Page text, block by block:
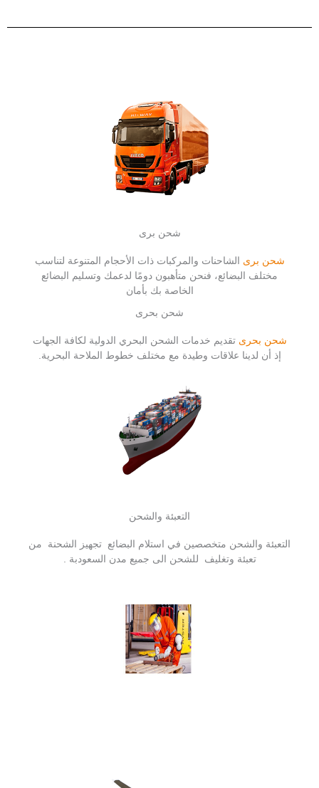
شحن برى
شحن برى الشاحنات والمركبات ذات الأحجام المتنوعة لتناسب
مختلف البضائع، فنحن متأهبون دومًا لدعمك وتسليم البضائع
الخاصة بك بأمان
شحن بحرى
شحن بحرى تقديم خدمات الشحن البحري الدولية لكافة الجهات
إذ أن لدينا علاقات وطيدة مع مختلف خطوط الملاحة البحرية.
التعبئة والشحن
التعبئة والشحن متخصصين في استلام البضائع تجهيز الشحنة من
تعبئة وتغليف للشحن الى جميع مدن السعودبة .